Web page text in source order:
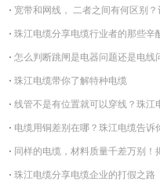
宽带和网线， 二者之间有何区别
珠江电缆分享电缆行业者的那些辛
怎么判断跳闸是电器问题还是电线
珠江电缆带你了解特种电缆
线管不是有位置就可以穿线？珠江
电缆用铜差别在哪？珠江电缆告诉
同样的电缆，材料质量千差万别！
珠江电缆分享电缆企业的打假之路